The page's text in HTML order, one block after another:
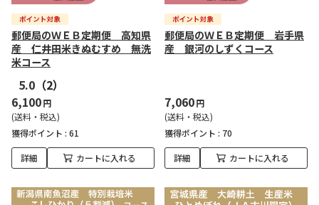
郵便局のＷＥＢ定期便 高知県
産 仁井田米きぬむすめ 無洗
米コース
5.0 （2）
6,100円
(送料・税込)
獲得ポイント : 61
詳細 カートに入れる
郵便局のＷＥＢ定期便 岩手県
産 銀河のしずくコース
7,060円
(送料・税込)
獲得ポイント : 70
詳細 カートに入れる